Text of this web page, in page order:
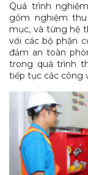
Quá trình
gồm nghiệm
mục, và từng hệ
với các bộ phận
đảm an toàn
trong quá trình
tiếp tục các công